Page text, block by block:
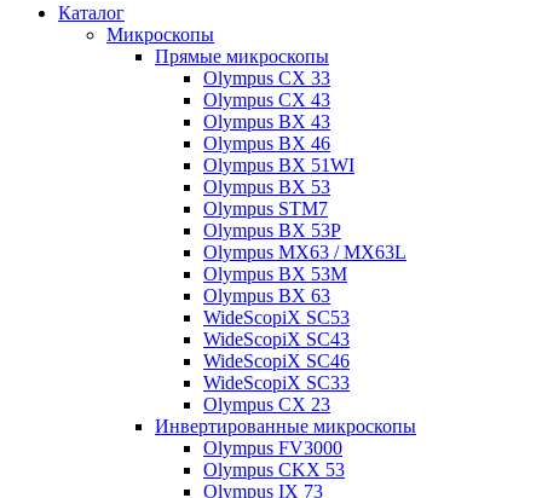
Каталог
Микроскопы
Прямые микроскопы
Olympus CX 33
Olympus CX 43
Olympus BX 43
Olympus BX 46
Olympus BX 51WI
Olympus BX 53
Olympus STM7
Olympus BX 53P
Olympus MX63 / MX63L
Olympus BX 53M
Olympus BX 63
WideScopiX SC53
WideScopiX SC43
WideScopiX SC46
WideScopiX SC33
Olympus CX 23
Инвертированные микроскопы
Olympus FV3000
Olympus CKX 53
Olympus IX 73